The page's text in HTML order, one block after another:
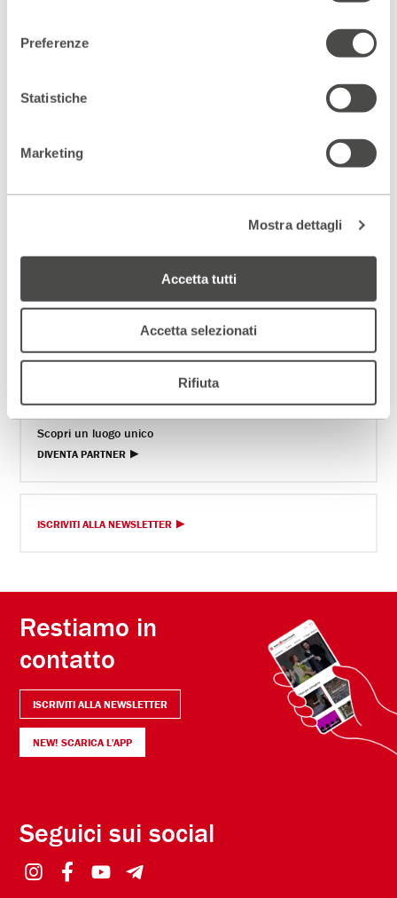
Preferenze
Statistiche
Marketing
Mostra dettagli
Accetta tutti
Accetta selezionati
Rifiuta
Scopri gli spazi del Parenti
Scopri un luogo unico
DIVENTA PARTNER
ISCRIVITI ALLA NEWSLETTER
Restiamo in
contatto
ISCRIVITI ALLA NEWSLETTER
NEW! SCARICA L'APP
Seguici sui social